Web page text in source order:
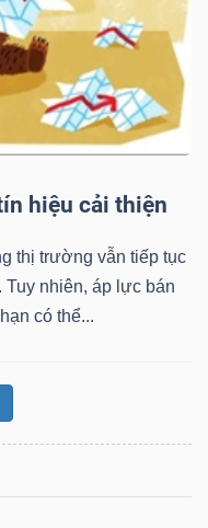
hiệu cải thiện
thị trường vẫn tiếp tục
nhiên, áp lực bán
có thể...